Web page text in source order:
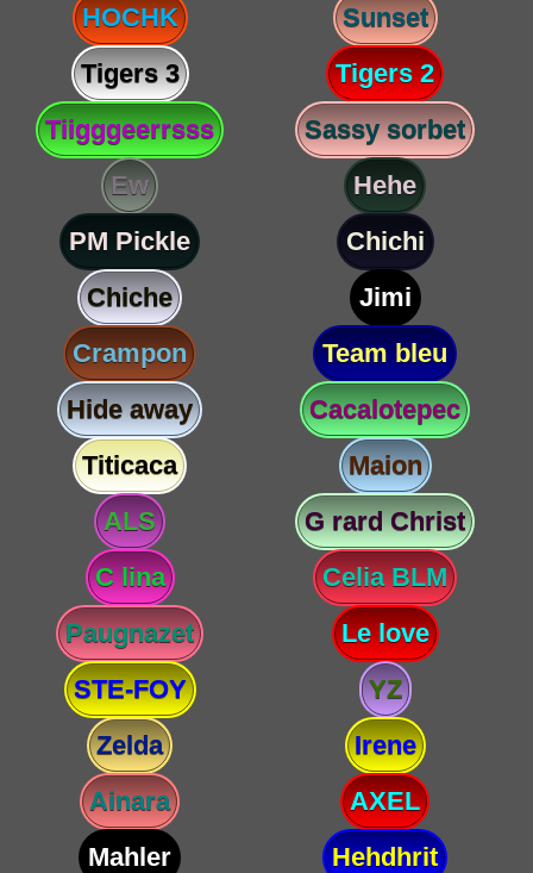
HOCHK
Sunset
Tigers 3
Tigers 2
Tiigggeerrsss
Sassy sorbet
Ew
Hehe
PM Pickle
Chichi
Chiche
Jimi
Crampon
Team bleu
Hide away
Cacalotepec
Titicaca
Maion
ALS
G rard Christ
C lina
Celia BLM
Paugnazet
Le love
STE-FOY
YZ
Zelda
Irene
Ainara
AXEL
Mahler
Hehdhrit